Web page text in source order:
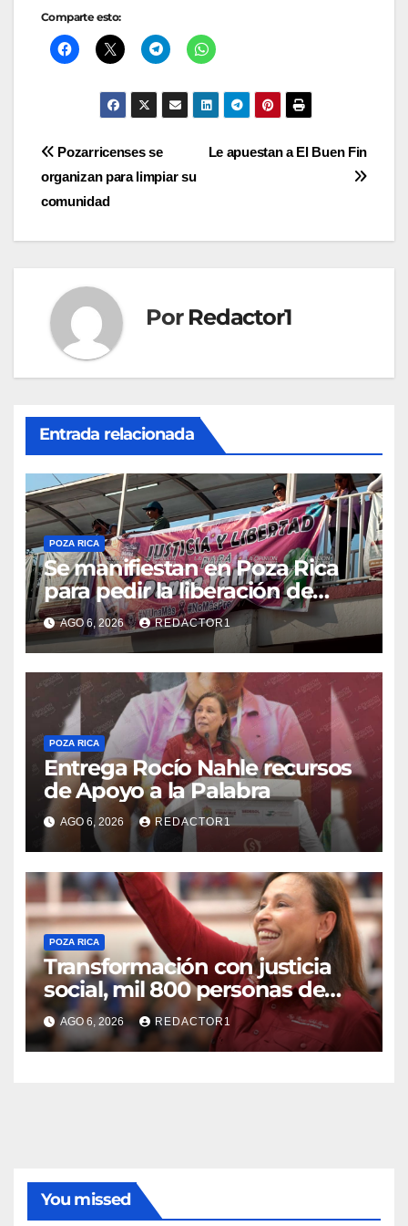
Comparte esto:
Navegación
de
entradas
Le apuestan a El Buen Fin
Pozarricenses se
organizan para limpiar su
comunidad
Por Redactor1
Entrada relacionada
POZA RICA
Se manifiestan en Poza Rica
para pedir la liberación de
Danna Yanina y el
esclarecimiento del caso
Dafne
AGO 6, 2026 REDACTOR1
POZA RICA
Entrega Rocío Nahle recursos
de Apoyo a la Palabra
AGO 6, 2026 REDACTOR1
POZA RICA
Transformación con justicia
social, mil 800 personas de
siete municipios reciben
Apoyo a la Palabra: Rocío
Nahle
AGO 6, 2026 REDACTOR1
You missed